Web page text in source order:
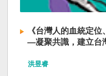
《台灣人的血統定位
—凝聚共識，建立台
洪昱睿